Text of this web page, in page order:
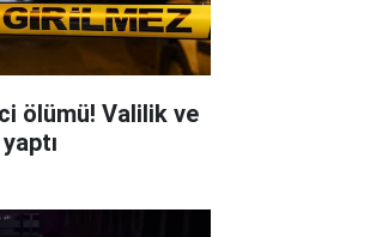
ölümü! Valilik ve